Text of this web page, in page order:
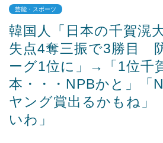
Powered by livedoor 相互RSS
芸能・スポーツ
韓国人「日本の千賀滉
失点4奪三振で3勝目
ーグ1位に」→「1位千
本・・・NPBかと」「
ヤング賞出るかもね」
いわ」